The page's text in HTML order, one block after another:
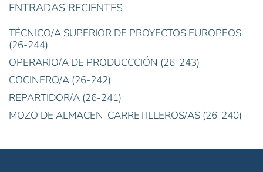
ENTRADAS RECIENTES
TÉCNICO/A SUPERIOR DE PROYECTOS EUROPEOS
(26-244)
OPERARIO/A DE PRODUCCCIÓN (26-243)
COCINERO/A (26-242)
REPARTIDOR/A (26-241)
MOZO DE ALMACEN-CARRETILLEROS/AS (26-240)